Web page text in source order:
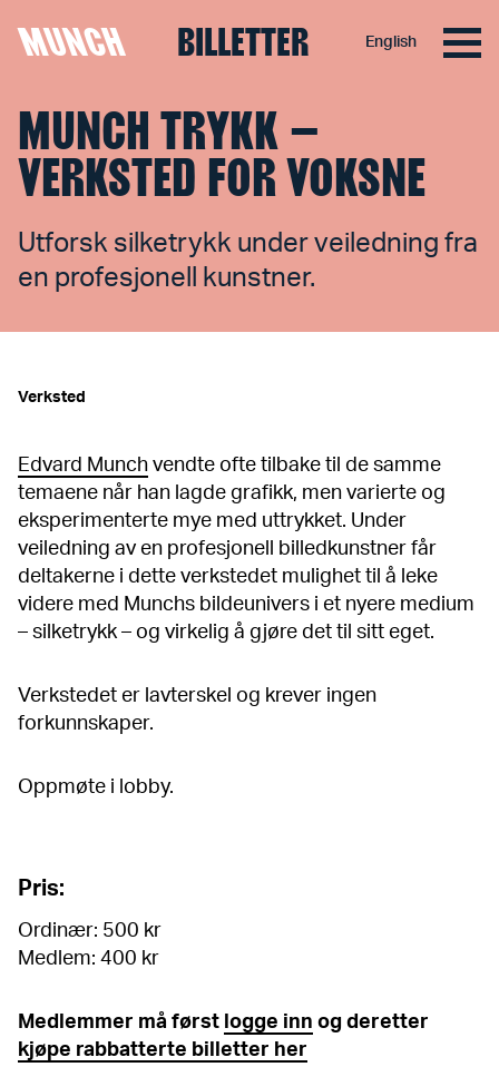
MUNCH BILLETTER English
MUNCH TRYKK –
VERKSTED FOR VOKSNE
Utforsk silketrykk under veiledning fra
en profesjonell kunstner.
Verksted
Edvard Munch vendte ofte tilbake til de samme
temaene når han lagde grafikk, men varierte og
eksperimenterte mye med uttrykket. Under
veiledning av en profesjonell billedkunstner får
deltakerne i dette verkstedet mulighet til å leke
videre med Munchs bildeunivers i et nyere medium
– silketrykk – og virkelig å gjøre det til sitt eget.
Verkstedet er lavterskel og krever ingen
forkunnskaper.
Oppmøte i lobby.
Pris:
Ordinær: 500 kr
Medlem: 400 kr
Medlemmer må først logge inn og deretter
kjøpe rabbatterte billetter her